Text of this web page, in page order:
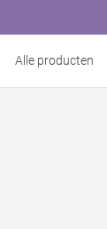
Alle producten